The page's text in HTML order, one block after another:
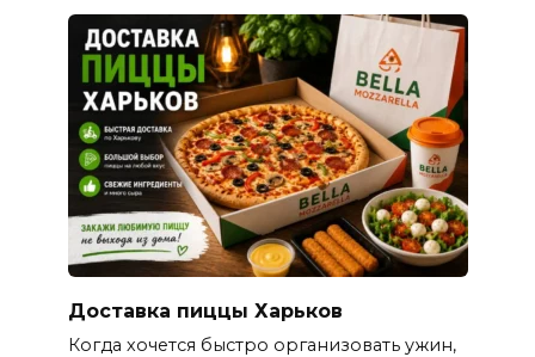
Доставка пиццы Харьков
Когда хочется быстро организовать ужин,